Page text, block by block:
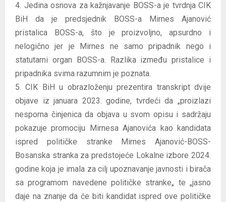
4. Jedina osnova za kažnjavanje BOSS-a je tvrdnja CIK
BiH da je predsjednik BOSS-a Mirnes Ajanović
pristalica BOSS-a, što je proizvoljno, apsurdno i
nelogično jer je Mirnes ne samo pripadnik nego i
statutarni organ BOSS-a. Razlika između pristalice i
pripadnika svima razumnim je poznata.
5. CIK BiH u obrazloženju prezentira transkript dvije
objave iz januara 2023. godine, tvrdeći da „proizlazi
nesporna činjenica da objava u svom opisu i sadržaju
pokazuje promociju Mirnesa Ajanovića kao kandidata
ispred političke stranke Mirnes Ajanović-BOSS-
Bosanska stranka za predstojeće Lokalne izbore 2024.
godine koja je imala za cilj upoznavanje javnosti i birača
sa programom navedene političke stranke„ te „jasno
daje na znanje da će biti kandidat ispred ove političke